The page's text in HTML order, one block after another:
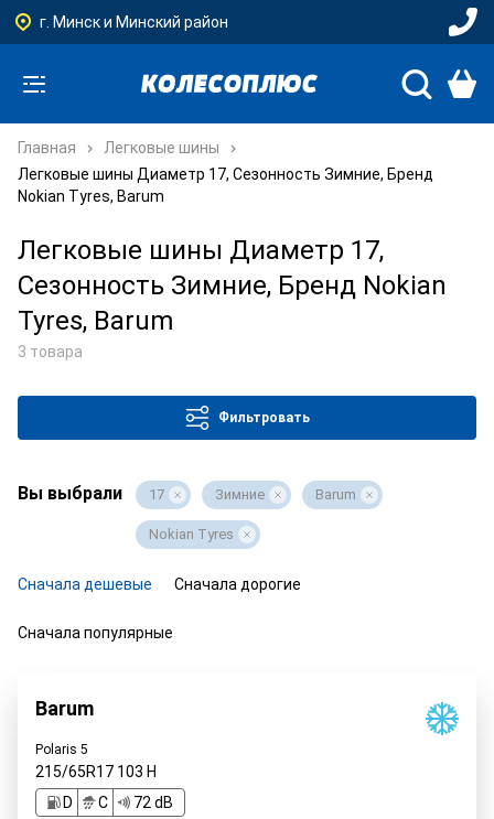
г. Минск и Минский район
Главная
Легковые шины
Легковые шины Диаметр 17, Сезонность Зимние, Бренд
Nokian Tyres, Barum
Легковые шины Диаметр 17,
Сезонность Зимние, Бренд Nokian
Tyres, Barum
3 товара
Фильтровать
Вы выбрали 17 Зимние Barum
Nokian Tyres
Сначала дешевые Сначала дорогие
Сначала популярные
Barum
Polaris 5
215/65R17 103 H
D
C 72 dB